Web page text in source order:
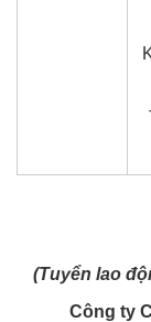
(Tuyển lao
Công ty